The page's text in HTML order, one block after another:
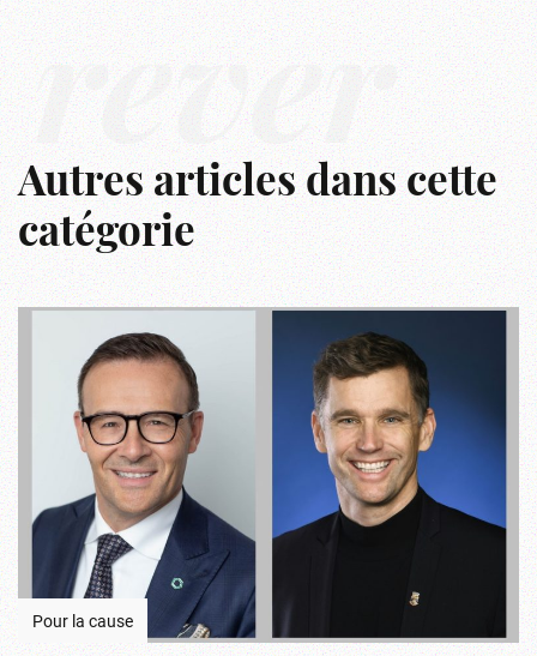
rêver
Autres articles dans cette
catégorie
Pour la cause